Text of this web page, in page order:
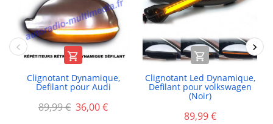

Clignotant Dynamique,
Defilant pour Audi
89,99 € 36,00 €

Clignotant Led Dynamique,
Defilant pour volkswagen
(Noir)
89,99 €